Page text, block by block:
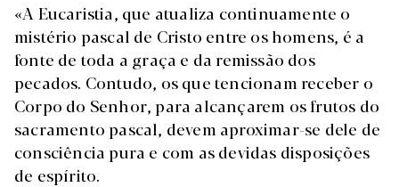
«A Eucaristia, que atualiza continuamente o
mistério pascal de Cristo entre os homens, é a
fonte de toda a graça e da remissão dos
pecados. Contudo, os que tencionam receber o
Corpo do Senhor, para alcançarem os frutos do
sacramento pascal, devem aproximar-se dele de
consciência pura e com as devidas disposições
de espírito.